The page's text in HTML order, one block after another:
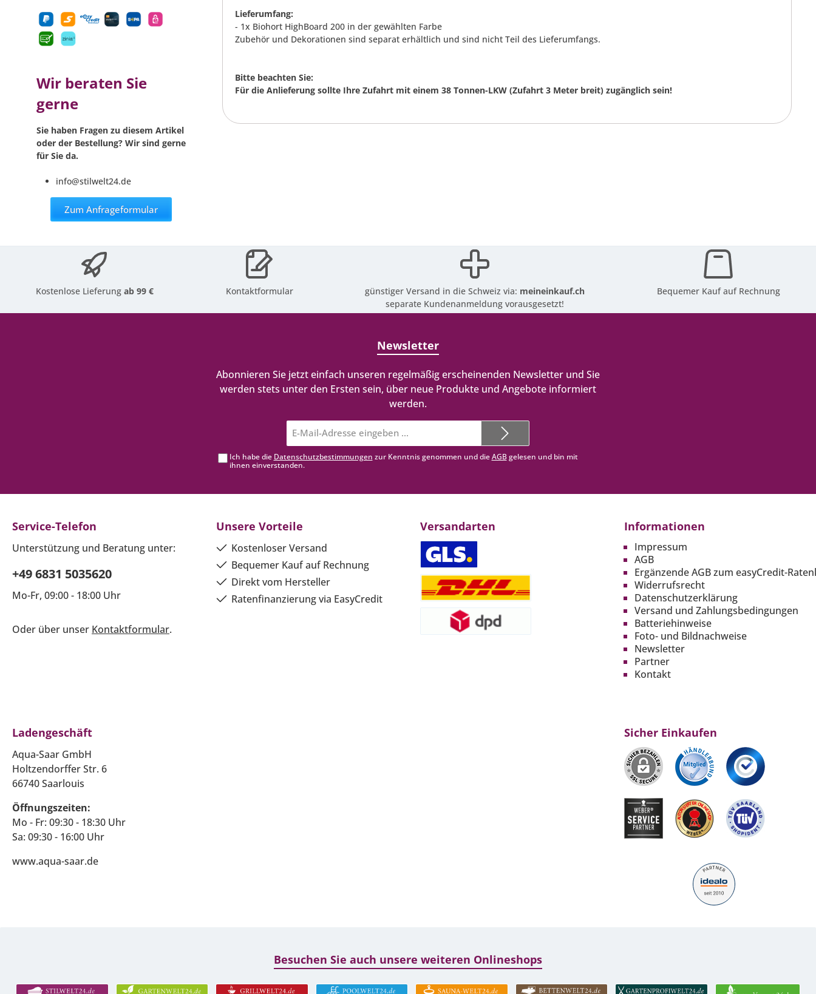
Wir beraten Sie
gerne
Sie haben Fragen zu diesem Artikel
oder der Bestellung? Wir sind gerne
für Sie da.
info@stilwelt24.de
Zum Anfrageformular
Lieferumfang:
- 1x Biohort HighBoard 200 in der gewählten Farbe
Zubehör und Dekorationen sind separat erhältlich und sind nicht Teil des Lieferumfangs.
Bitte beachten Sie:
Für die Anlieferung sollte Ihre Zufahrt mit einem 38 Tonnen-LKW (Zufahrt 3 Meter breit) zugänglich sein!
Kostenlose Lieferungab 99 € Kontaktformular günstiger Versand in die Schweiz via: meineinkauf.ch
separate Kundenanmeldung vorausgesetzt!
Bequemer Kauf auf Rechnung
Newsletter
Abonnieren Sie jetzt einfach unseren regelmäßig erscheinenden Newsletter und Sie
werden stets unter den Ersten sein, über neue Produkte und Angebote informiert
werden.
Mail-
Adresse*
Ich habe die Datenschutzbestimmungen zur Kenntnis genommen und dieAGBgelesen und bin mit
ihnen einverstanden.
Service-Telefon
Unterstützung und Beratung unter:
+49 6831 5035620
Mo-Fr, 09:00 - 18:00 Uhr
Oder über unser Kontaktformular.
Unsere Vorteile
Kostenloser Versand
Bequemer Kauf auf Rechnung
Direkt vom Hersteller
Ratenfinanzierung via EasyCredit
Versandarten Informationen
Impressum
AGB
Ergänzende AGB zum easyCredit-
Widerrufsrecht
Datenschutzerklärung
Versand und Zahlungsbedingungen
Batteriehinweise
Foto- und Bildnachweise
Newsletter
Partner
Kontakt
Ladengeschäft
Aqua-Saar GmbH
Holtzendorffer Str. 6
66740 Saarlouis
Öffnungszeiten:
Mo - Fr: 09:30 - 18:30 Uhr
Sa: 09:30 - 16:00 Uhr
www.aqua-saar.de
Sicher Einkaufen
Besuchen Sie auch unsere weiteren Onlineshops